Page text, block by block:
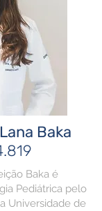
Baka
Baka é
Pediátrica pelo
Universidade de